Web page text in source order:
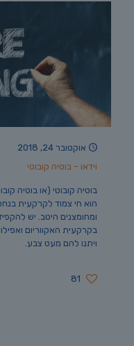
אוקטובר 24, 2018
וידאו – בוטיה קובוטי
בוטיה קובוטי (או בוטיה
הוא חי צמוד לקרקעית
ומחומצנים היטב. יש
בקרקעית האקווריום
ויתנו להם מעט צבע.
81